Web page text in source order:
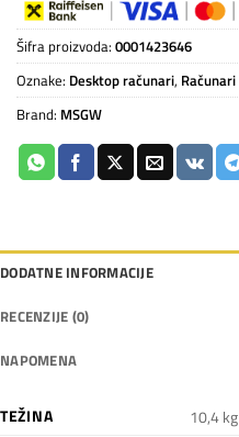
Šifra proizvoda: 0001423646
Oznake: Desktop računari, Računari
Brand: MSGW
DODATNE INFORMACIJE
RECENZIJE (0)
NAPOMENA
TEŽINA
10,4 kg